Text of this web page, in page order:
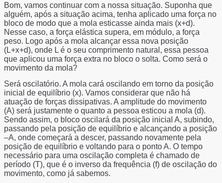
Bom, vamos continuar com a nossa situação. Suponha que
alguém, após a situação acima, tenha aplicado uma força no
bloco de modo que a mola esticasse ainda mais (x+d).
Nesse caso, a força elástica supera, em módulo, a força
peso. Logo após a mola alcançar essa nova posição
(L+x+d), onde L é o seu comprimento natural, essa pessoa
que aplicou uma força extra no bloco o solta. Como será o
movimento da mola?
Será oscilatório. A mola cará oscilando em torno da posição
inicial de equilíbrio (x). Vamos considerar que não há
atuação de forças dissipativas. A amplitude do movimento
(A) será justamente o quanto a pessoa esticou a mola (d).
Sendo assim, o bloco oscilará da posição inicial A, subindo,
passando pela posição de equilíbrio e alcançando a posição
–A, onde começará a descer, passando novamente pela
posição de equilíbrio e voltando para o ponto A. O tempo
necessário para uma oscilação completa é chamado de
período (T), que é o inverso da frequência (f) de oscilação do
movimento, como já sabemos.